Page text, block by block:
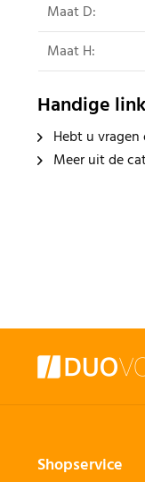
Maat D:
Maat H:
Handige
Hebt u
Meer uit de
Shopservice